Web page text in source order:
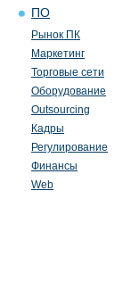
ПО
Рынок ПК
Маркетинг
Торговые сети
Оборудование
Outsourcing
Кадры
Регулирование
Финансы
Web